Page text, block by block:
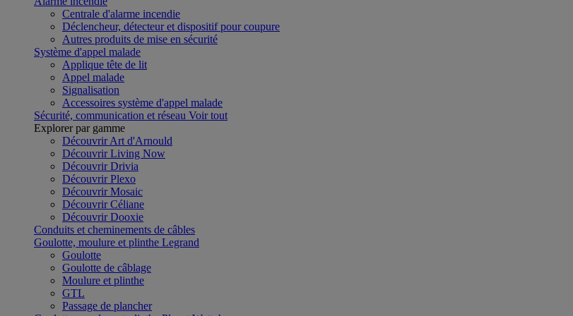
Centrale d'alarme incendie
Déclencheur, détecteur et dispositif pour coupure
Autres produits de mise en sécurité
Système d'appel malade
Applique tête de lit
Appel malade
Signalisation
Accessoires système d'appel malade
Sécurité, communication et réseau Voir tout
Explorer par gamme
Découvrir Art d'Arnould
Découvrir Living Now
Découvrir Drivia
Découvrir Plexo
Découvrir Mosaic
Découvrir Céliane
Découvrir Dooxie
Conduits et cheminements de câbles
Goulotte, moulure et plinthe Legrand
Goulotte
Goulotte de câblage
Moulure et plinthe
GTL
Passage de plancher